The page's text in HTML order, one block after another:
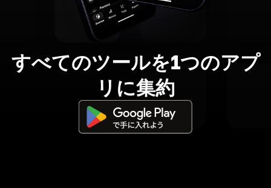
すべてのツールを1つのアプ
リに集約